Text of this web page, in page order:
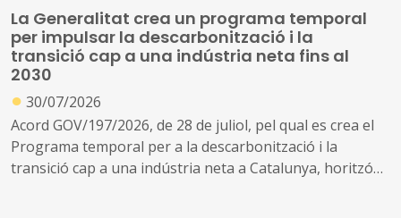
en l'àmbit de l'energia
La Generalitat crea un programa temporal
per impulsar la descarbonització i la
transició cap a una indústria neta fins al
2030
● 30/07/2026
Acord GOV/197/2026, de 28 de juliol, pel qual es crea el
Programa temporal per a la descarbonització i la
transició cap a una indústria neta a Catalunya, horitzó